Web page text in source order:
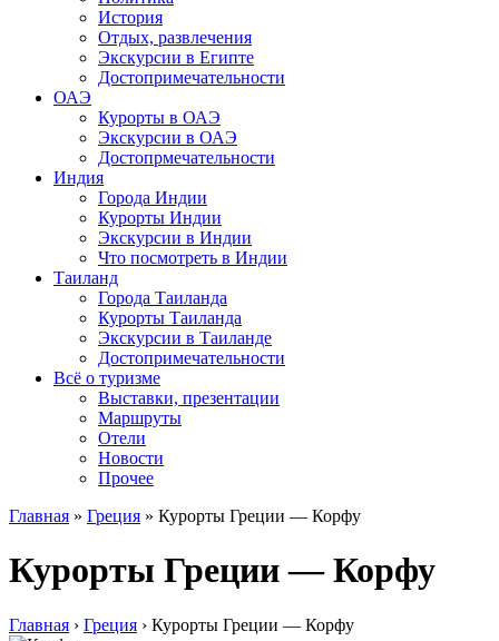
История
Отдых, развлечения
Экскурсии в Египте
Достопримечательности
ОАЭ
Курорты в ОАЭ
Экскурсии в ОАЭ
Достопрмечательности
Индия
Города Индии
Курорты Индии
Экскурсии в Индии
Что посмотреть в Индии
Таиланд
Города Таиланда
Курорты Таиланда
Экскурсии в Таиланде
Достопримечательности
Всё о туризме
Выставки, презентации
Маршруты
Отели
Новости
Прочее
Главная » Греция » Курорты Греции — Корфу
Курорты Греции — Корфу
Главная › Греция › Курорты Греции — Корфу